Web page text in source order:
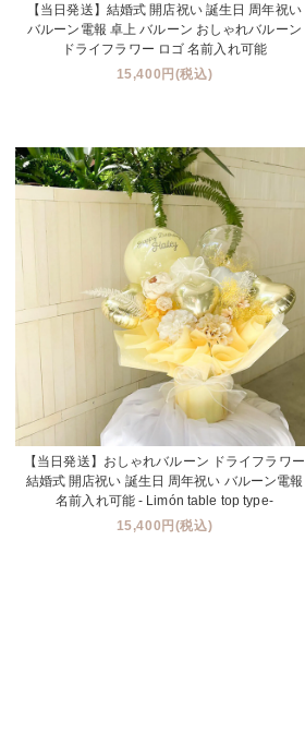
【当日発送】結婚式 開店祝い 誕生日 周年祝い
バルーン電報 卓上 バルーン おしゃれバルーン
ドライフラワー ロゴ 名前入れ可能
15,400円(税込)
【当日発送】おしゃれバルーン ドライフラワー
結婚式 開店祝い 誕生日 周年祝い バルーン電報
名前入れ可能 - Limón table top type-
15,400円(税込)